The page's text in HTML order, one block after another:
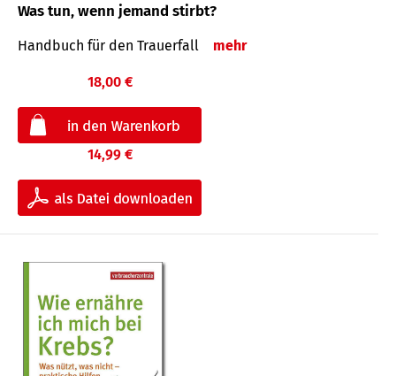
Was tun, wenn jemand stirbt?
Handbuch für den Trauerfall mehr
18,00 €
14,99 €